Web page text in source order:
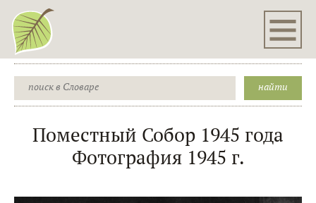
Поместный Собор 1945 года
Фотография 1945 г.